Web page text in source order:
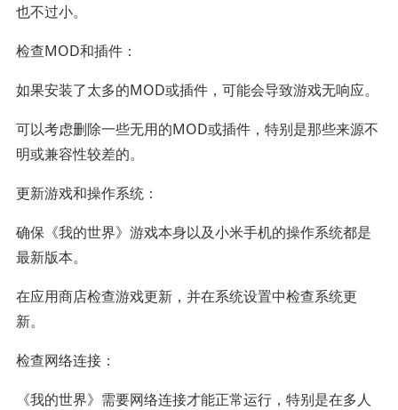
也不过小。
检查MOD和插件：
如果安装了太多的MOD或插件，可能会导致游戏无响应。
可以考虑删除一些无用的MOD或插件，特别是那些来源不
明或兼容性较差的。
更新游戏和操作系统：
确保《我的世界》游戏本身以及小米手机的操作系统都是
最新版本。
在应用商店检查游戏更新，并在系统设置中检查系统更
新。
检查网络连接：
《我的世界》需要网络连接才能正常运行，特别是在多人